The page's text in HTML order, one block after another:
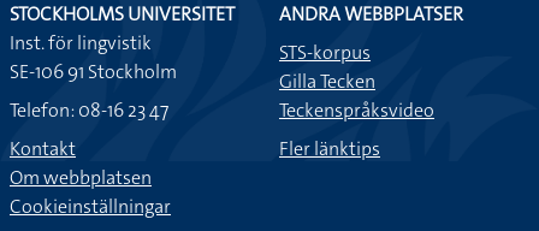
STOCKHOLMS UNIVERSITET
Inst. för lingvistik
SE-106 91 Stockholm
Telefon: 08-16 23 47
Kontakt
Om webbplatsen
Cookieinställningar
ANDRA WEBBPLATSER
STS-korpus
Gilla Tecken
Teckenspråksvideo
Fler länktips